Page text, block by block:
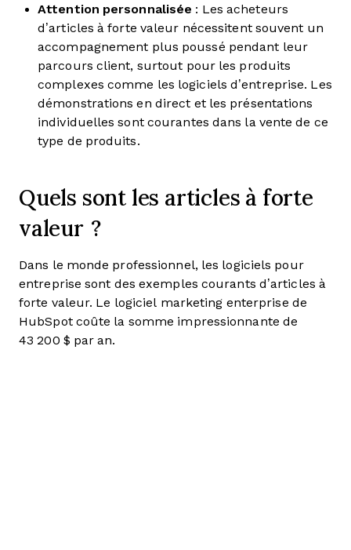
Attention personnalisée : Les acheteurs
d’articles à forte valeur nécessitent souvent un
accompagnement plus poussé pendant leur
parcours client, surtout pour les produits
complexes comme les logiciels d’entreprise. Les
démonstrations en direct et les présentations
individuelles sont courantes dans la vente de ce
type de produits.
Quels sont les articles à forte
valeur ?
Dans le monde professionnel, les logiciels pour
entreprise sont des exemples courants d’articles à
forte valeur. Le logiciel marketing enterprise de
HubSpot coûte la somme impressionnante de
43 200 $ par an.